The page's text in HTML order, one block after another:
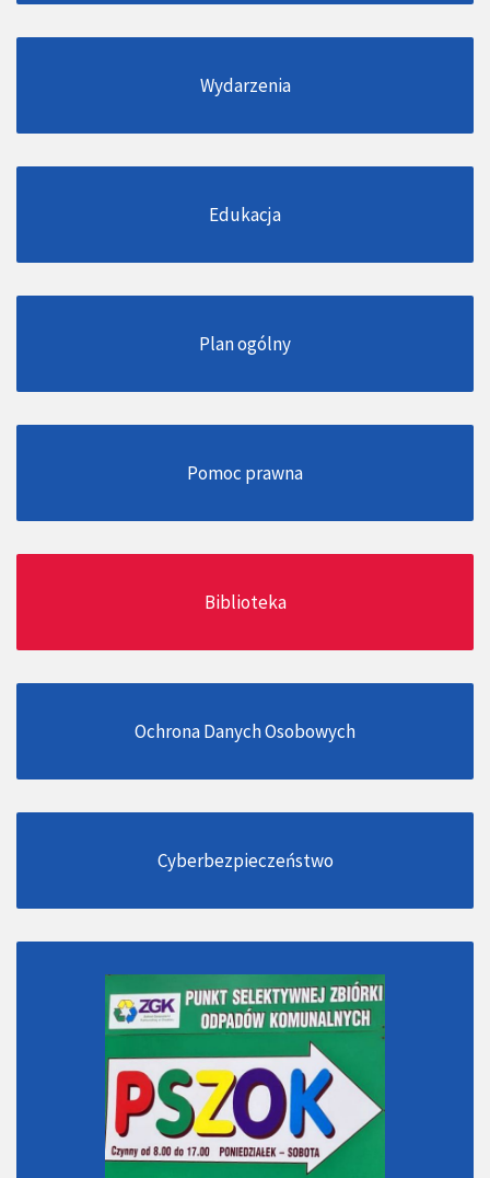
Wydarzenia
Edukacja
Plan ogólny
Pomoc prawna
Biblioteka
Ochrona Danych Osobowych
Cyberbezpieczeństwo